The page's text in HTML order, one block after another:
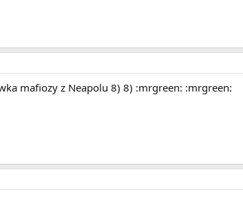
mafiozy z Neapolu 8) 8) :mrgreen: :mrgreen: